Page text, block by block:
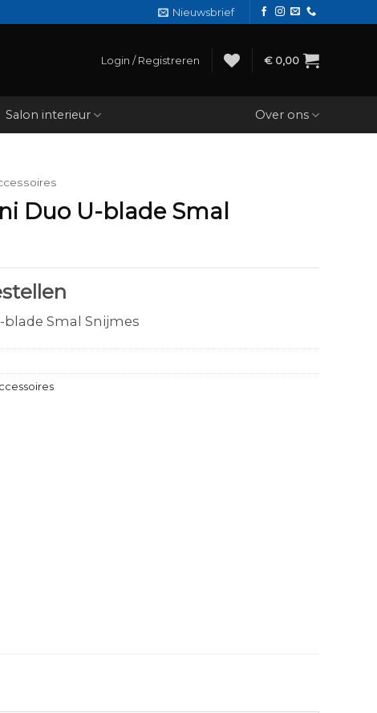
Nieuwsbrief
Login / Registreren € 0,00
Salon interieur Over ons
Duo U-blade Smal
Smal Snijmes